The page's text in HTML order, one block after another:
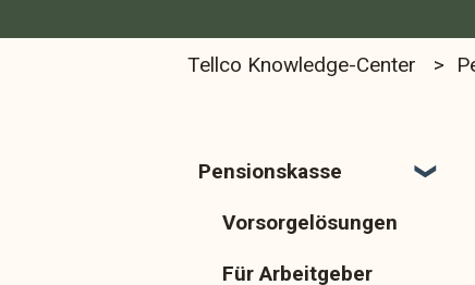
Tellco Knowledge-Center
Pensionskasse
Vorsorgelösungen
Für Arbeitgeber